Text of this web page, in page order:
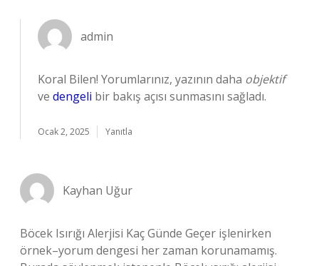
admin
Koral Bilen! Yorumlarınız, yazının daha objektif
ve dengeli bir bakış açısı sunmasını sağladı.
Ocak 2, 2025 Yanıtla
Kayhan Uğur
Böcek Isırığı Alerjisi Kaç Günde Geçer işlenirken
örnek–yorum dengesi her zaman korunamamış.